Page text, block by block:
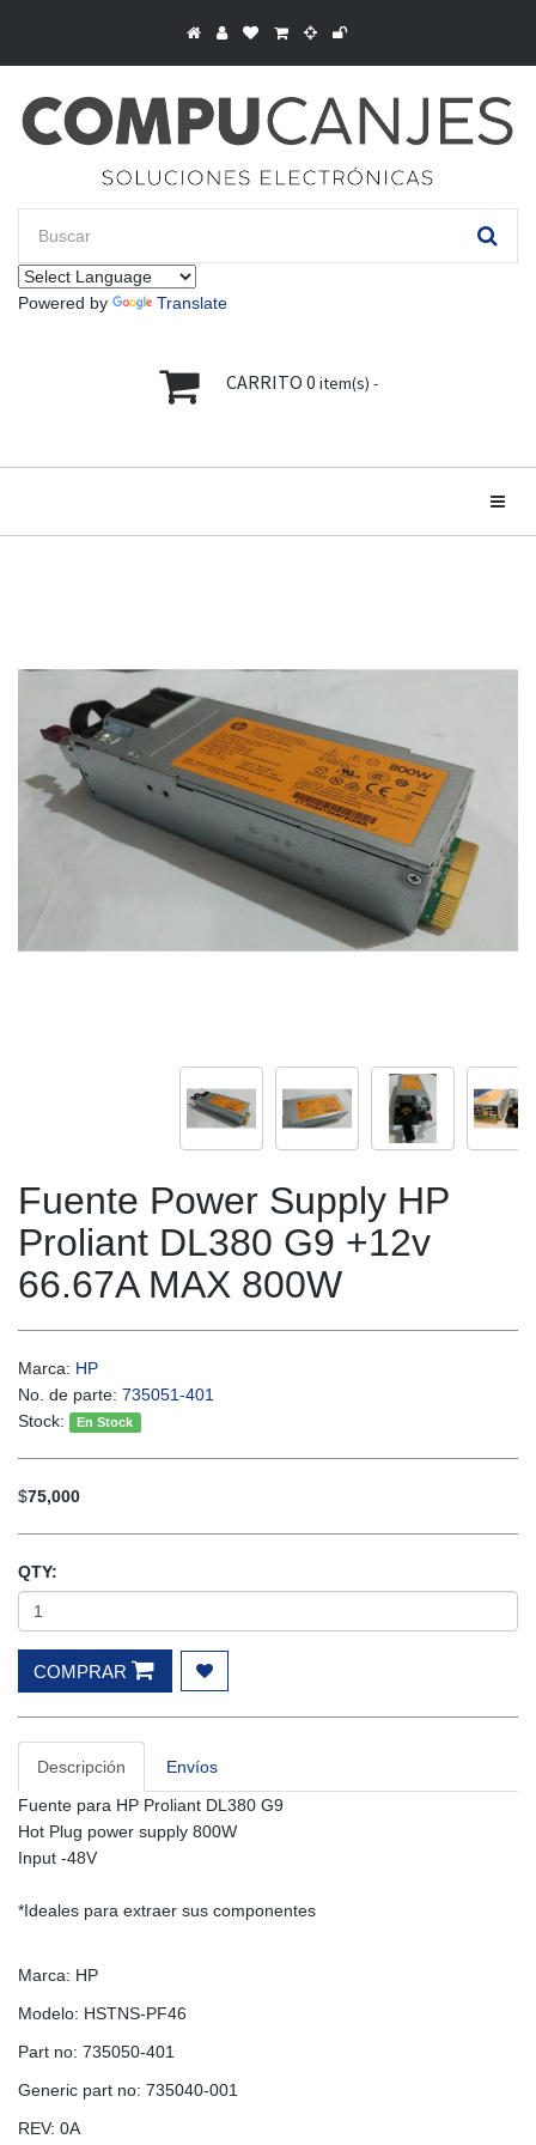
Powered by Translate
CARRITO 0 item(s) -
Fuente Power Supply HP
Proliant DL380 G9 +12v
66.67A MAX 800W
Marca: HP
No. de parte: 735051-401
Stock:
En Stock
$75,000
QTY:
COMPRAR
Descripción
Envíos
Fuente para HP Proliant DL380 G9
Hot Plug power supply 800W
Input -48V
*Ideales para extraer sus componentes
Marca: HP
Modelo: HSTNS-PF46
Part no: 735050-401
Generic part no: 735040-001
REV: 0A